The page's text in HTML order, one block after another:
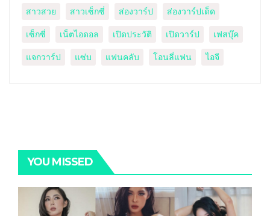
สาวสวย สาวเซ็กซี่ ส่องวาร์ป ส่องวาร์ปเด็ด
เซ็กซี่ เน็ตไอดอล เปิดประวัติ เปิดวาร์ป เฟสบุ๊ค
แจกวาร์ป แซ่บ แฟนคลับ โอนลี่แฟน ไอจี
YOU MISSED